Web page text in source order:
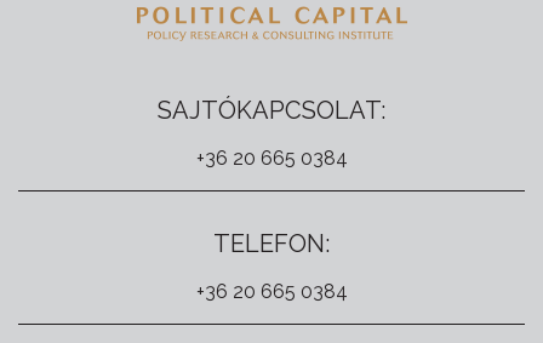
SAJTÓKAPCSOLAT:
+36 20 665 0384
TELEFON:
+36 20 665 0384